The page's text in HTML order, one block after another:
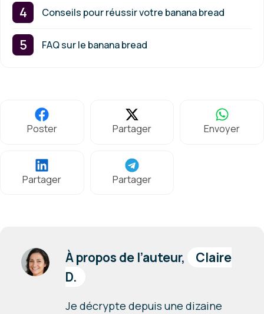
Conseils pour réussir votre banana bread
FAQ sur le banana bread
Poster Partager Envoyer
Partager Partager
À propos de l’auteur,
Claire
D.
Je décrypte depuis une dizaine